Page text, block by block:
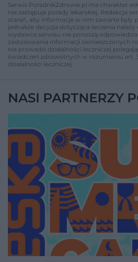
Serwis PoradnikZdrowie.pl ma charakter
nie zastępuje porady lekarskiej. Redakcja
starań, aby informacje w nim zawarte były
jednakże decyzja dotycząca leczenia należy
wydawca serwisu nie ponoszą
zastosowania informacji zamieszczonych
nie prowadzi działalności leczniczej
świadczeń zdrowotnych w rozumieniu art.
działalności leczniczej.
NASI PARTNERZY